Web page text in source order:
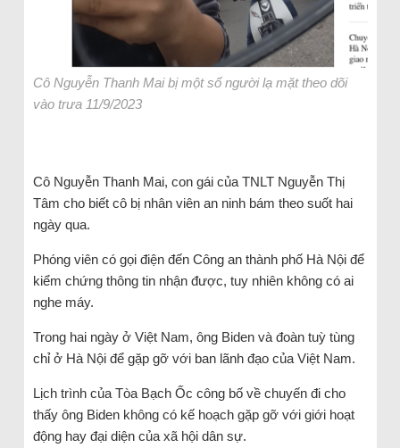
Cô Nguyễn Thanh Mai bị một số người lạ mặt theo dõi
vào trưa 11/9/2023
Cô Nguyễn Thanh Mai, con gái của TNLT Nguyễn Thị
Tâm cho biết cô bị nhân viên an ninh bám theo suốt hai
ngày qua.
Phóng viên có gọi điện đến Công an thành phố Hà Nội để
kiểm chứng thông tin nhận được, tuy nhiên không có ai
nghe máy.
Trong hai ngày ở Việt Nam, ông Biden và đoàn tuỳ tùng
chỉ ở Hà Nội để gặp gỡ với ban lãnh đạo của Việt Nam.
Lịch trình của Tòa Bạch Ốc công bố về chuyến đi cho
thấy ông Biden không có kế hoạch gặp gỡ với giới hoạt
động hay đại diện của xã hội dân sự.